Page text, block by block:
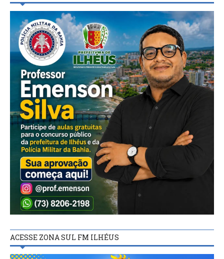
ACESSE ZONA SUL FM ILHÉUS